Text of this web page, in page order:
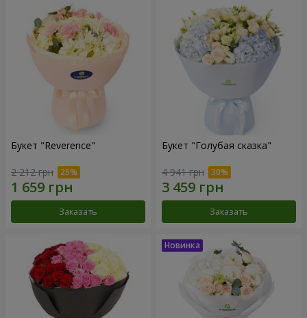
Букет "Reverence"
2 212 грн
Заказать
Букет "Голубая сказка"
4 941 грн
Заказать